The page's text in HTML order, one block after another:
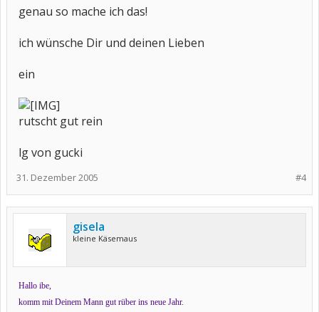
genau so mache ich das!
ich wünsche Dir und deinen Lieben
ein
rutscht gut rein
lg von gucki
#4
31. Dezember 2005
gisela
kleine Käsemaus
Hallo ibe,
komm mit Deinem Mann gut rüber ins neue Jahr.